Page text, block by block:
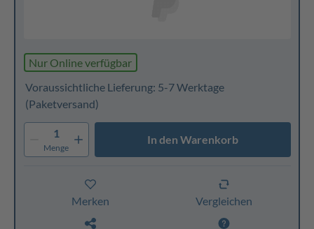
Nur Online verfügbar
Voraussichtliche Lieferung: 5-7 Werktage
(Paketversand)
1
Menge
In den Warenkorb
Merken Vergleichen